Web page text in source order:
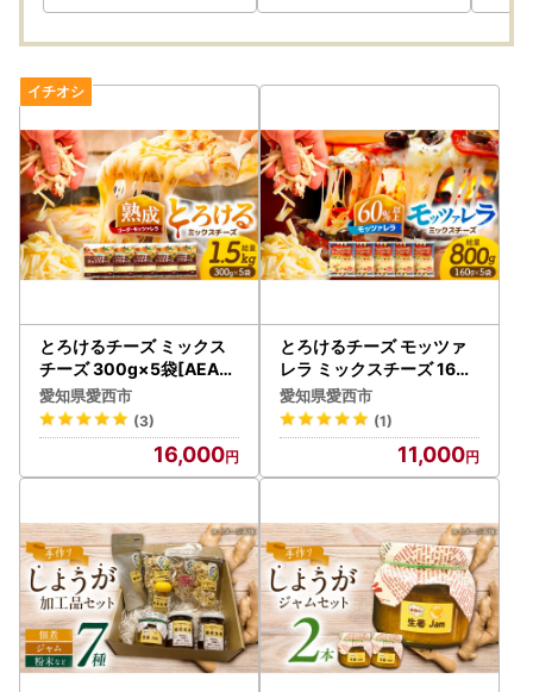
※オンライン申請ですでに手続きが完了していても、ワンス
トップ特例申請書類が届く場合がございます。
お受け取りの際は、行き違いのこととご了承いただき、破棄
いただけますと幸いです。
※ワンストップ特例申請書の受付が完了しましたら、メール
にてお知らせいたします。
■郵送での提出■
申請書は下記よりダウンロード可能です。
※寄附金受領証明書のダウンロードは行っておりません。
＝＝＝＝＝＝＝＝＝＝＝＝＝＝＝＝＝＝＝＝＝＝＝＝＝＝＝
＝＝＝＝＝＝＝＝＝＝＝＝＝
【ワンストップ申請書用紙の提出先】※提出期限：ご寄附の
佐賀県唐津市鏡4337番地1
愛知県愛西市ふるさと納税ワンストップ受付センター 宛
※ワンストップ特例申請受付業務を外部委託しています。
※ご提出の書類に不備のないよう、封かん前に今一度、ご確
認をお願いいたします。
＝＝＝＝＝＝＝＝＝＝＝＝＝＝＝＝＝＝＝＝＝＝＝＝＝＝＝
とろけるチーズ ミックス
チーズ 300g×5袋[AEAA
001]
愛知県愛西市
(3)
16,000
とろけるチーズ モッツァ
レラ ミックスチーズ 160g
×5袋[AEAA002]
愛知県愛西市
(1)
11,000